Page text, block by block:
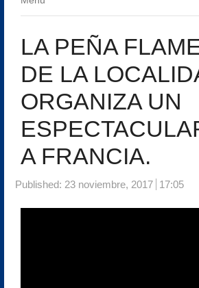
LA PEÑA
DE LA
ORGANIZA UN
A FRANCIA.
Published: 23 noviembre, 2017 17:05